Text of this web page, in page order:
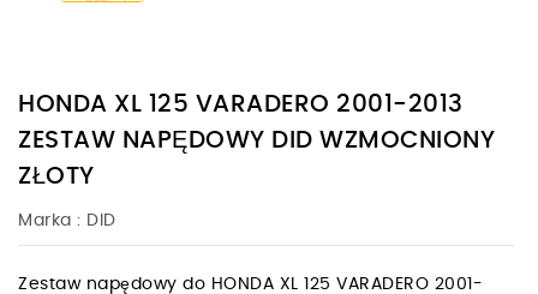
HONDA XL 125 VARADERO 2001-2013
ZESTAW NAPĘDOWY DID WZMOCNIONY
ZŁOTY
Marka : DID
Zestaw napędowy do HONDA XL 125 VARADERO 2001-